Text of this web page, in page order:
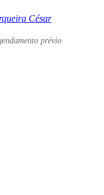
César
prévio